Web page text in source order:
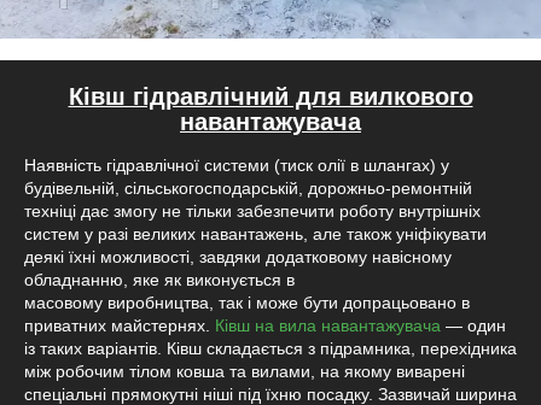
Ківш гідравлічний для вилкового
навантажувача
Наявність гідравлічної системи (тиск олії в шлангах) у
будівельній, сільськогосподарській, дорожньо-ремонтній
техніці дає змогу не тільки забезпечити роботу внутрішніх
систем у разі великих навантажень, але також уніфікувати
деякі їхні можливості, завдяки додатковому навісному
обладнанню, яке як виконується в
масовому виробництва, так і може бути допрацьовано в
приватних майстернях. Ківш на вила навантажувача — один
із таких варіантів. Ківш складається з підрамника, перехідника
між робочим тілом ковша та вилами, на якому виварені
спеціальні прямокутні ніші під їхню посадку. Зазвичай ширина